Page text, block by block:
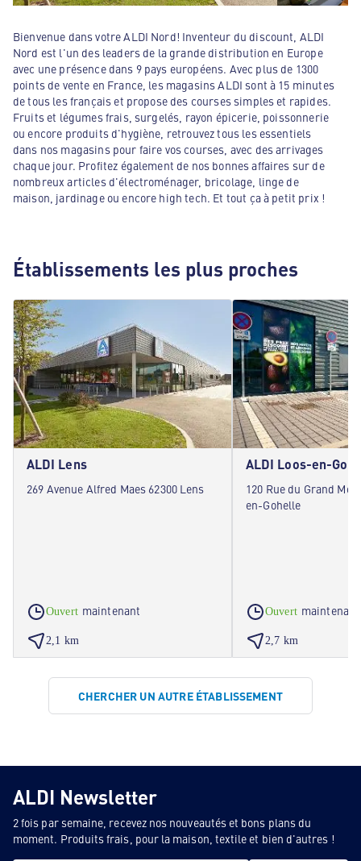
Bienvenue dans votre ALDI Nord! Inventeur du discount, ALDI
Nord est l'un des leaders de la grande distribution en Europe
avec une présence dans 9 pays européens. Avec plus de 1300
points de vente en France, les magasins ALDI sont à 15 minutes
de tous les français et propose des courses simples et rapides.
Fruits et légumes frais, surgelés, rayon épicerie, poissonnerie
ou encore produits d'hygiène, retrouvez tous les essentiels
dans nos magasins pour faire vos courses, avec des arrivages
chaque jour. Profitez également de nos bonnes affaires sur de
nombreux articles d'électroménager, bricolage, linge de
maison, jardinage ou encore high tech. Et tout ça à petit prix !
Établissements les plus proches
ALDI Lens
269 Avenue Alfred Maes 62300 Lens
Ouvert maintenant
2,1 km
ALDI Loos-en-
120 Rue du Grand
en-Gohelle
Ouvert maintenant
2,7 km
CHERCHER UN AUTRE ÉTABLISSEMENT
ALDI Newsletter
2 fois par semaine, recevez nos nouveautés et bons plans du
moment. Produits frais, pour la maison, textile et bien d'autres !